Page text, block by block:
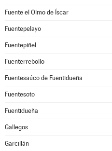
Fuente el Olmo de Íscar
Fuentepelayo
Fuentepiñel
Fuenterrebollo
Fuentesaúco de Fuentidueña
Fuentesoto
Fuentidueña
Gallegos
Garcillán